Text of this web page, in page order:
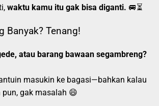
waktu kamu itu gak bisa diganti. 🚐⏳
Banyak? Tenang!
atau barang bawaan segambreng?
masukin ke bagasi—bahkan kalau
gak masalah 😄